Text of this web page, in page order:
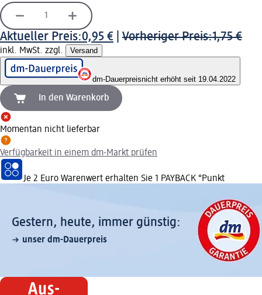
Aktueller Preis:0,95 € Vorheriger Preis:1,75 €
inkl. MwSt. zzgl. Versand
dm-Dauerpreisnicht erhöht seit 19.04.2022
In den Warenkorb
Momentan nicht lieferbar
Verfügbarkeit in einem dm-Markt prüfen
Je 2 Euro Warenwert erhalten Sie 1 PAYBACK °Punkt
Gestern, heute, immer günstig:
unser dm-Dauerpreis